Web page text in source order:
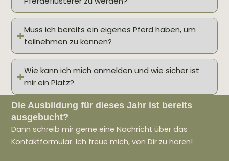
Muss ich bereits ein eigenes Pferd haben, um
teilnehmen zu können?
Wie kann ich mich anmelden und wie sicher ist
mir ein Platz?
Die Ausbildung für dieses Jahr ist bereits
ausgebucht?
Dann schreib mir gerne eine Nachricht über das
Kontaktformular. Ich freue mich, von Dir zu hören!